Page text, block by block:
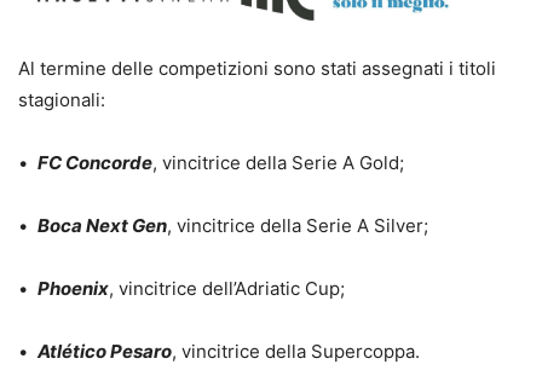
Al termine delle competizioni sono stati assegnati i titoli
stagionali:
•⁠ ⁠ FC Concorde, vincitrice della Serie A Gold;
•⁠ ⁠ Boca Next Gen, vincitrice della Serie A Silver;
•⁠ ⁠ Phoenix, vincitrice dell’Adriatic Cup;
•⁠ ⁠ Atlético Pesaro, vincitrice della Supercoppa.